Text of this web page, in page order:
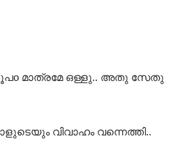
രൂപo മാത്രമേ ഒള്ളു.. അതു സേതു
വിവാഹം വന്നെത്തി..